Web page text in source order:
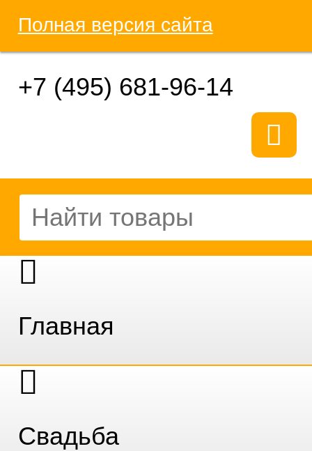
Полная версия сайта
+7 (495) 681-96-14
Главная
Свадьба